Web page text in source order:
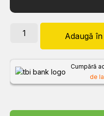
Adaugă
Cumpără
de